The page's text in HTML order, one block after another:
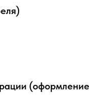
(оформление